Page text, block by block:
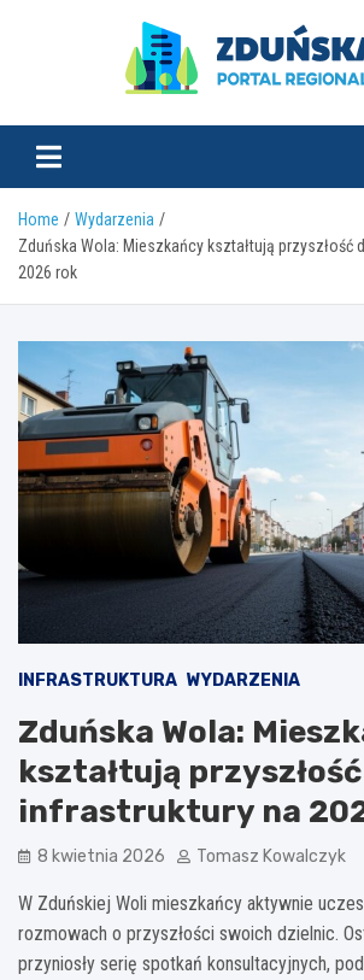
Home
Wydarzenia
Zduńska Wola: Mieszkańcy kształtują przyszłość
2026 rok
INFRASTRUKTURA WYDARZENIA
Zduńska Wola:
kształtują
infrastruktury na
8 kwietnia 2026 Tomasz Kowalczyk
W Zduńskiej Woli mieszkańcy aktywnie
rozmowach o przyszłości swoich dzielnic.
przyniosły serię spotkań konsultacyjnych,